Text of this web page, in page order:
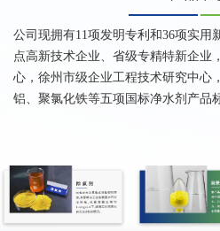
公司现拥有11项发明专利和36项实用
点高新技术企业、省级专精特新企业
心，徐州市级企业工程技术研究中心
铝、聚氯化铁等五项国标净水剂产品